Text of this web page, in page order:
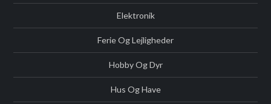
Elektronik
Ferie Og Lejligheder
Hobby Og Dyr
Hus Og Have